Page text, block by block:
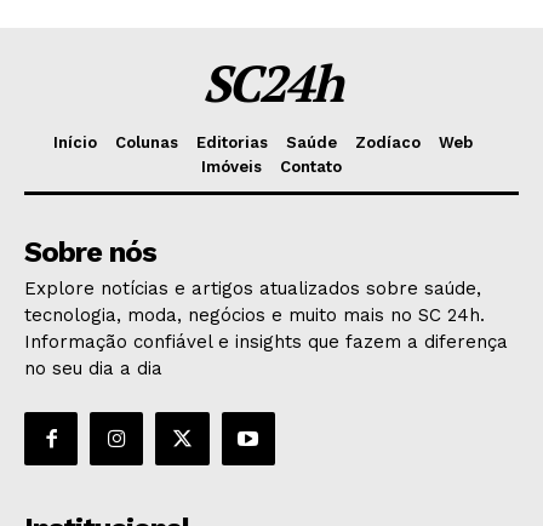
SC24h
Início Colunas Editorias Saúde Zodíaco
Web
Imóveis
Contato
Sobre nós
Explore notícias e artigos atualizados sobre saúde,
tecnologia, moda, negócios e muito mais no SC 24h.
Informação confiável e insights que fazem a diferença
no seu dia a dia